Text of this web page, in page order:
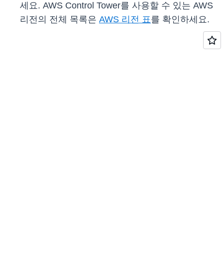
세요. AWS Control Tower를 사용할 수 있는 AWS
리전의 전체 목록은 AWS 리전 표를 확인하세요.